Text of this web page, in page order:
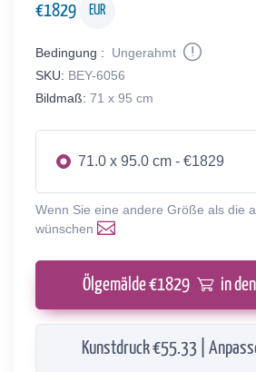
€1829 EUR
Bedingung :
Ungerahmt
SKU: BEY-6056
Bildmaß: 71 x 95 cm
71.0 x 95.0 cm - €1829
Wenn Sie eine andere Größe als die
wünschen
Ölgemälde €1829 in
Kunstdruck €55.33 |